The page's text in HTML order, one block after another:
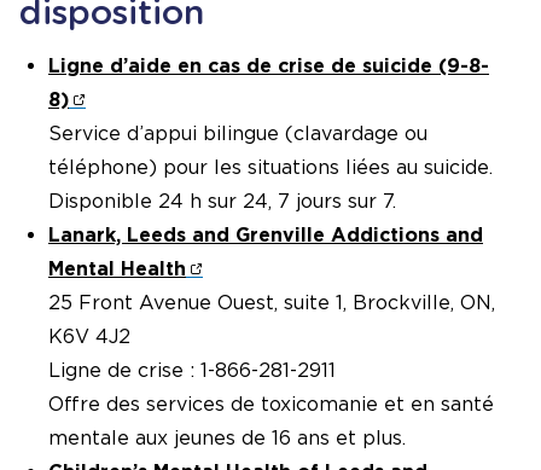
disposition
Ligne d’aide en cas de crise de suicide (9-8-
8)
Service d’appui bilingue (clavardage ou
téléphone) pour les situations liées au suicide.
Disponible 24 h sur 24, 7 jours sur 7.
Lanark, Leeds and Grenville Addictions and
Mental Health
25 Front Avenue Ouest, suite 1, Brockville, ON,
K6V 4J2
Ligne de crise : 1-866-281-2911
Offre des services de toxicomanie et en santé
mentale aux jeunes de 16 ans et plus.